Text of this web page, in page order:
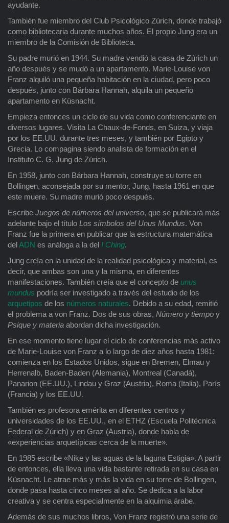
ayudante.
También fue miembro del Club Psicológico Zúrich, donde trabajó
como bibliotecaria durante muchos años. El propio Jung era un
miembro de la Comisión de Biblioteca.
Su padre murió en 1944. Su madre vendió la casa de Zúrich un
año después y se mudó a un apartamento. Marie-Louise von
Franz alquiló una pequeña habitación en la ciudad, pero poco
después, junto con Bárbara Hannah, alquila un pequeño
apartamento en Küsnacht.
Empieza entonces un ciclo de su vida como conferenciante en
diversos lugares. Visita La Chaux-de-Fonds, en Suiza, y viaja
por los EE.UU. durante tres meses, y también por Egipto y
Grecia. Lo compagina siendo analista de formación en el
Instituto C. G. Jung de Zúrich.
En 1958, junto con Bárbara Hannah, construye su torre en
Bollingen, aconsejada por su mentor, Jung, hasta 1961 en que
este muere. Su madre murió poco después.
Escribe Juegos de números del universo, que se publicará más
adelante bajo el título Los símbolos del Unus Mundus. Von
Franz fue la primera en publicar que la estructura matemática
delADN es análoga a la del I Ching.
Jung creía en la unidad de la realidad psicológica y material, es
decir, que ambas son una y la misma, en diferentes
manifestaciones. También creía que el concepto de unus
mundus podría ser investigado a través del estudio de los
arquetipos de los números naturales. Debido a su edad, remitió
el problema a von Franz. Dos de sus obras, Número y tiempo y
Psique y materia abordan dicha investigación.
En ese momento tiene lugar el ciclo de conferencias más activo
de Marie-Louise von Franz a lo largo de diez años hasta 1981:
comienza en los Estados Unidos, sigue en Bremen, Elmau y
Herrenalb, Baden-Baden (Alemania), Montreal (Canadá),
Panarion (EE.UU.), Lindau y Graz (Austria), Roma (Italia), París
(Francia) y los EE.UU.
También es profesora emérita en diferentes centros y
universidades de los EE.UU., en el ETHZ (Escuela Politécnica
Federal de Zúrich) y en Graz (Austria), donde habla de
«experiencias arquetípicas cerca de la muerte».
En 1985 escribe «Nike y las aguas de la laguna Estigia». A partir
de entonces, ella lleva una vida bastante retirada en su casa en
Küsnacht. Le atrae más y más la vida en su torre de Bollingen,
donde pasa hasta cinco meses al año. Se dedica a la labor
creativa y se centra especialmente en la alquimia árabe.
Además de sus muchos libros, Von Franz registró una serie de